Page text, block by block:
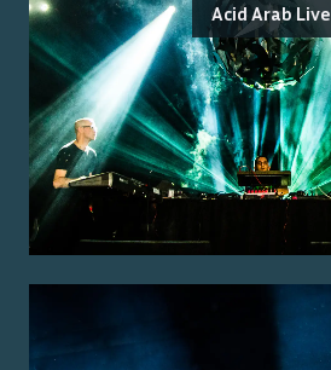
Acid Arab Live